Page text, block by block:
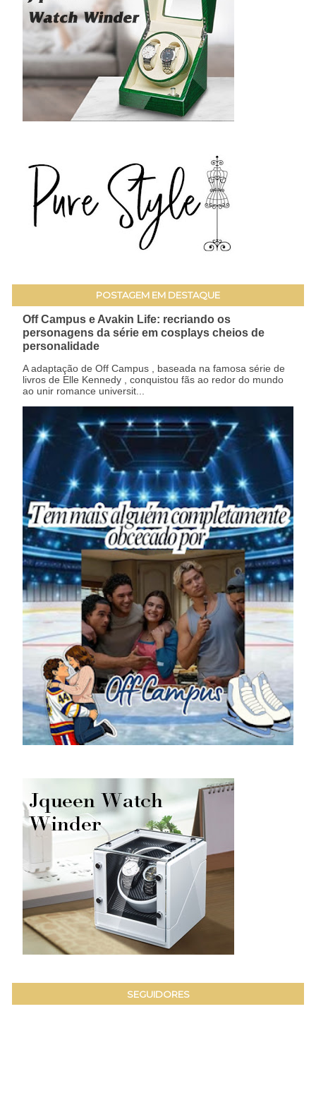
POSTAGEM EM DESTAQUE
Off Campus e Avakin Life: recriando os
personagens da série em cosplays cheios de
personalidade
A adaptação de Off Campus , baseada na famosa série de
livros de Elle Kennedy , conquistou fãs ao redor do mundo
ao unir romance universit...
SEGUIDORES